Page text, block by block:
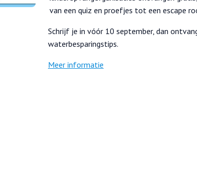
van een quiz en proefjes tot een escape
Schrijf je in vóór 10 september, dan
waterbesparingstips.
Meer informatie